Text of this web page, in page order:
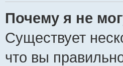
Почему я не
Существует
что вы